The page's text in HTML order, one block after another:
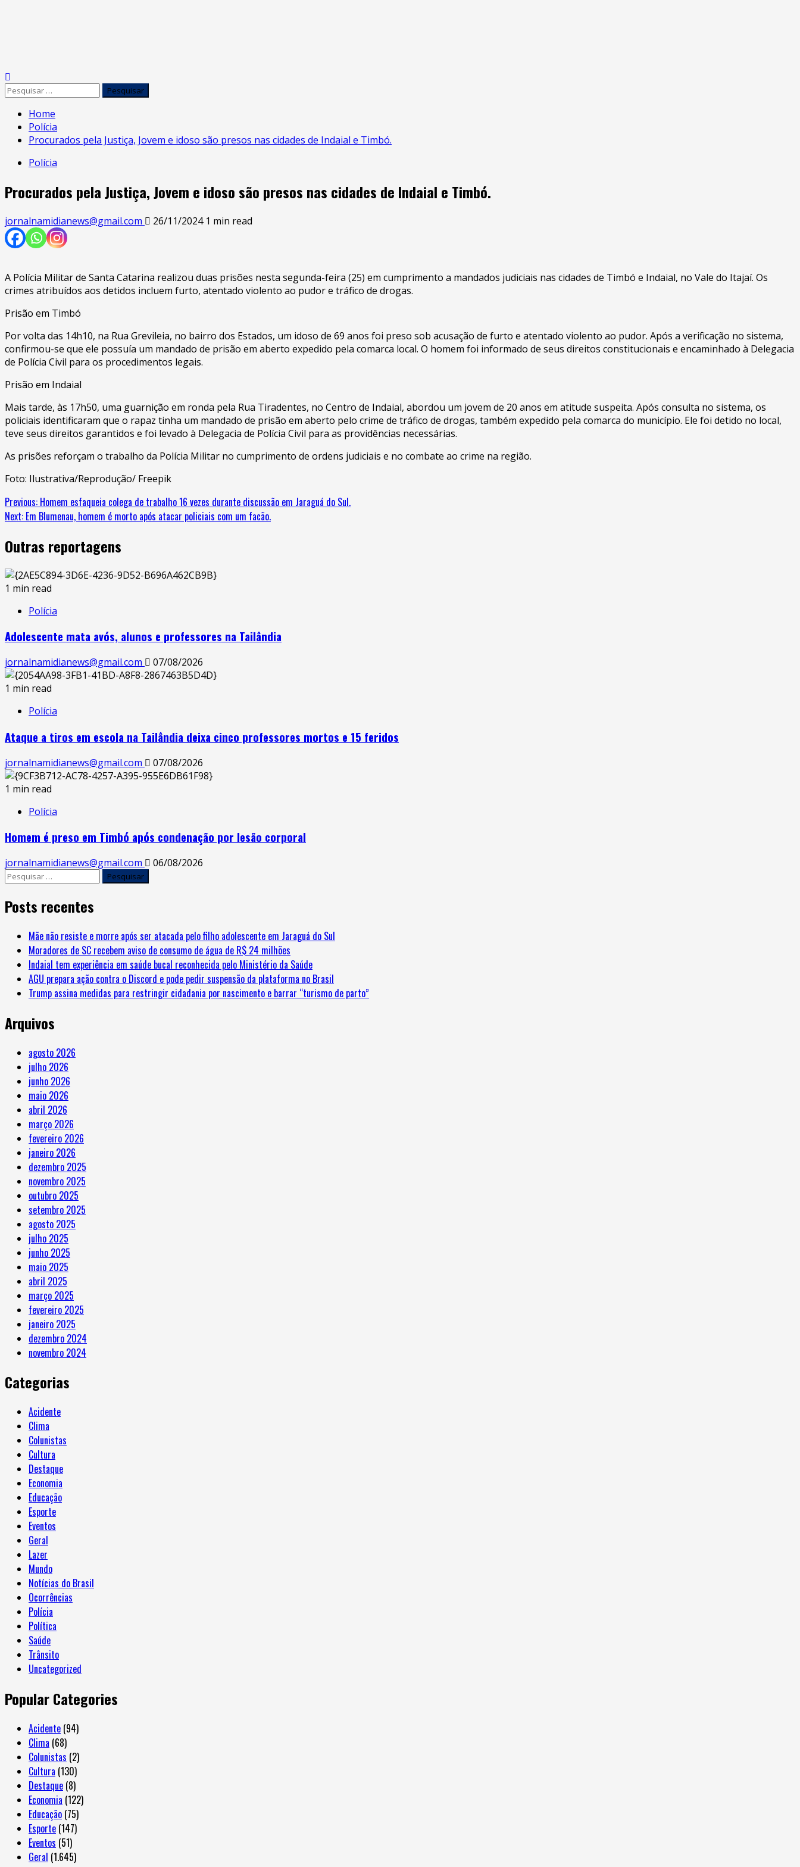
content
Primary
Menu
Pesquisar
Home
Polícia
Procurados pela Justiça, Jovem e idoso são presos nas cidades de Indaial e Timbó.
Polícia
Procurados pela Justiça, Jovem e idoso são presos nas cidades de Indaial e Timbó.
jornalnamidianews@gmail.com 26/11/2024 1 min read
A Polícia Militar de Santa Catarina realizou duas prisões nesta segunda-feira (25) em cumprimento a mandados judiciais nas cidades de Timbó e Indaial, no Vale do Itajaí. Os
crimes atribuídos aos detidos incluem furto, atentado violento ao pudor e tráfico de drogas.
Prisão em Timbó
Por volta das 14h10, na Rua Grevileia, no bairro dos Estados, um idoso de 69 anos foi preso sob acusação de furto e atentado violento ao pudor. Após a verificação no sistema,
confirmou-se que ele possuía um mandado de prisão em aberto expedido pela comarca local. O homem foi informado de seus direitos constitucionais e encaminhado à Delegacia
de Polícia Civil para os procedimentos legais.
Prisão em Indaial
Mais tarde, às 17h50, uma guarnição em ronda pela Rua Tiradentes, no Centro de Indaial, abordou um jovem de 20 anos em atitude suspeita. Após consulta no sistema, os
policiais identificaram que o rapaz tinha um mandado de prisão em aberto pelo crime de tráfico de drogas, também expedido pela comarca do município. Ele foi detido no local,
teve seus direitos garantidos e foi levado à Delegacia de Polícia Civil para as providências necessárias.
As prisões reforçam o trabalho da Polícia Militar no cumprimento de ordens judiciais e no combate ao crime na região.
Foto: Ilustrativa/Reprodução/ Freepik
Continue
Reading
Previous: Homem esfaqueia colega de trabalho 16 vezes durante discussão em Jaraguá do Sul.
Next: Em Blumenau, homem é morto após atacar policiais com um facão.
Outras reportagens
1 min read
Polícia
Adolescente mata avós, alunos e professores na Tailândia
jornalnamidianews@gmail.com
07/08/2026
1 min read
Polícia
Ataque a tiros em escola na Tailândia deixa cinco professores mortos e 15 feridos
jornalnamidianews@gmail.com
07/08/2026
1 min read
Polícia
Homem é preso em Timbó após condenação por lesão corporal
jornalnamidianews@gmail.com
06/08/2026
Pesquisar
Posts recentes
Mãe não resiste e morre após ser atacada pelo filho adolescente em Jaraguá do Sul
Moradores de SC recebem aviso de consumo de água de R$ 24 milhões
Indaial tem experiência em saúde bucal reconhecida pelo Ministério da Saúde
AGU prepara ação contra o Discord e pode pedir suspensão da plataforma no Brasil
Trump assina medidas para restringir cidadania por nascimento e barrar “turismo de parto”
Arquivos
agosto 2026
julho 2026
junho 2026
maio 2026
abril 2026
março 2026
fevereiro 2026
janeiro 2026
dezembro 2025
novembro 2025
outubro 2025
setembro 2025
agosto 2025
julho 2025
junho 2025
maio 2025
abril 2025
março 2025
fevereiro 2025
janeiro 2025
dezembro 2024
novembro 2024
Categorias
Acidente
Clima
Colunistas
Cultura
Destaque
Economia
Educação
Esporte
Eventos
Geral
Lazer
Mundo
Notícias do Brasil
Ocorrências
Polícia
Política
Saúde
Trânsito
Uncategorized
Popular Categories
Acidente (94)
Clima (68)
Colunistas (2)
Cultura (130)
Destaque (8)
Economia (122)
Educação (75)
Esporte (147)
Eventos (51)
Geral (1.645)